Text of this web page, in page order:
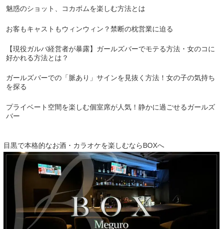
魅惑のショット、コカボムを楽しむ方法とは
お客もキャストもウィンウィン？禁断の枕営業に迫る
【現役ガルバ経営者が暴露】ガールズバーでモテる方法・女のコに
好かれる方法とは？
ガールズバーでの「脈あり」サインを見抜く方法！女の子の気持ち
を探る
プライベート空間を楽しむ個室席が人気！静かに過ごせるガールズ
バー
目黒で本格的なお酒・カラオケを楽しむならBOXへ